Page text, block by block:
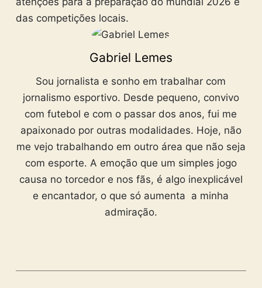
das competições locais.
Gabriel Lemes
Sou jornalista e sonho em trabalhar com
jornalismo esportivo. Desde pequeno, convivo
com futebol e com o passar dos anos, fui me
apaixonado por outras modalidades. Hoje, não
me vejo trabalhando em outro área que não seja
com esporte. A emoção que um simples jogo
causa no torcedor e nos fãs, é algo inexplicável
e encantador, o que só aumenta a minha
admiração.